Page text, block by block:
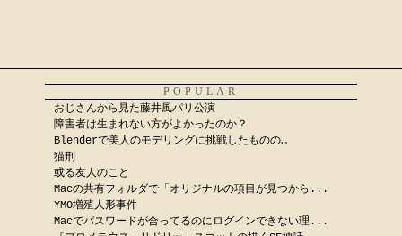
POPULAR
おじさんから見た藤井風パリ公演
障害者は生まれない方がよかったのか？
Blenderで美人のモデリングに挑戦したものの…
猫刑
或る友人のこと
Macの共有フォルダで「オリジナルの項目が見つから...
YMO増殖人形事件
Macでパスワードが合ってるのにログインできない理...